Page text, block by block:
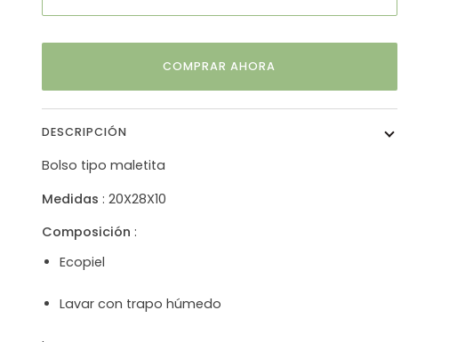
COMPRAR AHORA
DESCRIPCIÓN
Bolso tipo maletita
Medidas : 20X28X10
Composición :
Ecopiel
Lavar con trapo húmedo